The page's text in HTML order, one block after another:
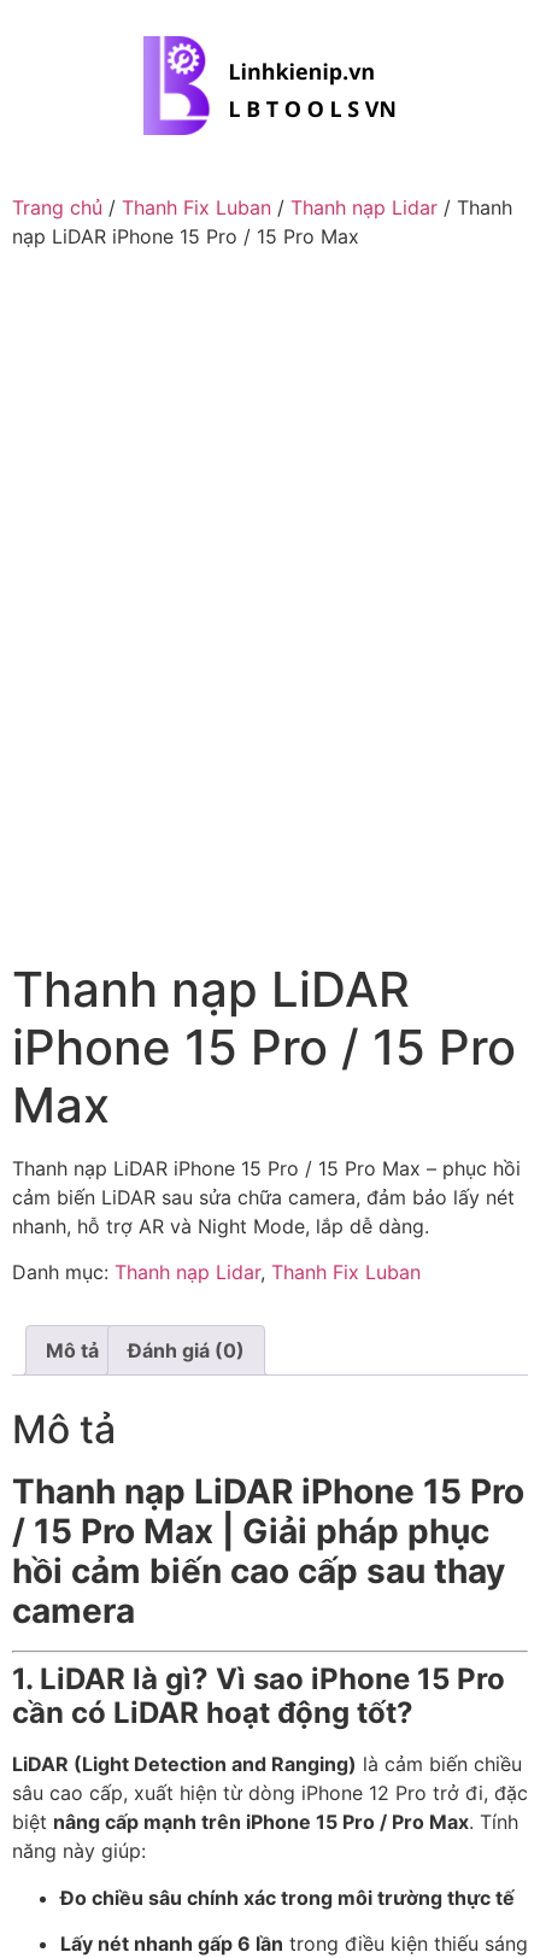
Trang chủ / Thanh Fix Luban / Thanh nạp Lidar / Thanh
nạp LiDAR iPhone 15 Pro / 15 Pro Max
Thanh nạp LiDAR
iPhone 15 Pro / 15 Pro
Max
Thanh nạp LiDAR iPhone 15 Pro / 15 Pro Max – phục hồi
cảm biến LiDAR sau sửa chữa camera, đảm bảo lấy nét
nhanh, hỗ trợ AR và Night Mode, lắp dễ dàng.
Danh mục: Thanh nạp Lidar, Thanh Fix Luban
Mô tả Đánh giá (0)
Mô tả
Thanh nạp LiDAR iPhone 15 Pro
/ 15 Pro Max | Giải pháp phục
hồi cảm biến cao cấp sau thay
camera
1. LiDAR là gì? Vì sao iPhone 15 Pro
cần có LiDAR hoạt động tốt?
LiDAR (Light Detection and Ranging) là cảm biến chiều
sâu cao cấp, xuất hiện từ dòng iPhone 12 Pro trở đi, đặc
biệt nâng cấp mạnh trên iPhone 15 Pro / Pro Max. Tính
năng này giúp:
Đo chiều sâu chính xác trong môi trường thực tế
Lấy nét nhanh gấp 6 lần trong điều kiện thiếu sáng